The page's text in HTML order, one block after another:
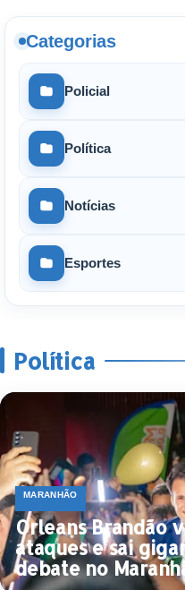
Categorias
Policial
Política
Notícias
Esportes
Política
MARANHÃO
Orleans Brandão
ataques e sai
debate no